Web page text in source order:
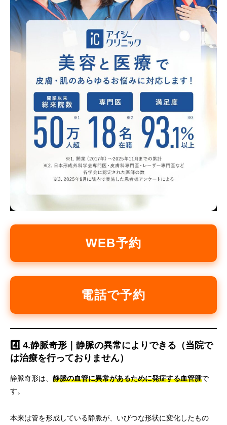
WEB予約
電話で予約
4️⃣ 4.静脈奇形｜静脈の異常によりできる（当院で
は治療を行っておりません）
静脈奇形は、 静脈の血管に異常があるために発症する血管腫で
す。
本来は管を形成している静脈が、いびつな形状に変化したもの